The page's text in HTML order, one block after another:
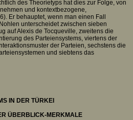
des Theorietyps hat dies zur Folge, von
und kontextbezogene,
Er behauptet, wenn man einen Fall
unterscheidet zwischen sieben
auf Alexis de Tocqueville, zweitens die
des Parteiensystems, viertens der
der Parteien, sechstens die
und siebtens das
IN DER TÜRKEI
ÜBERBLICK-MERKMALE